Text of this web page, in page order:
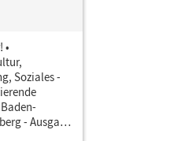
•
Soziales -
- Ausgabe